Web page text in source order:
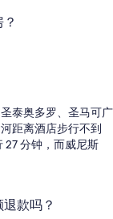
泰奥多罗、圣马可广
距离酒店步行不到
27 分钟，而威尼斯
款吗？